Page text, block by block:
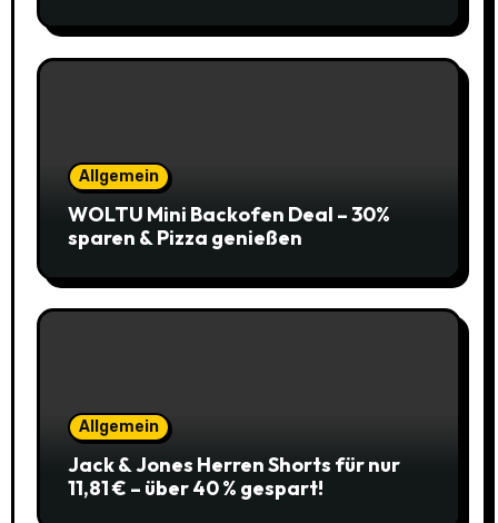
Allgemein
WOLTU Mini Backofen Deal – 30%
sparen & Pizza genießen
Allgemein
Jack & Jones Herren Shorts für nur
11,81 € – über 40 % gespart!